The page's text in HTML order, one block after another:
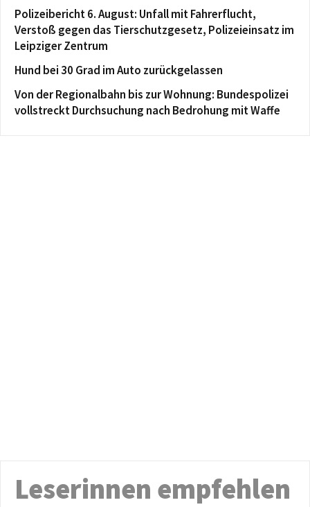
Polizeibericht 6. August: Unfall mit Fahrerflucht,
Verstoß gegen das Tierschutzgesetz, Polizeieinsatz im
Leipziger Zentrum
Hund bei 30 Grad im Auto zurückgelassen
Von der Regionalbahn bis zur Wohnung: Bundespolizei
vollstreckt Durchsuchung nach Bedrohung mit Waffe
Leserinnen empfehlen